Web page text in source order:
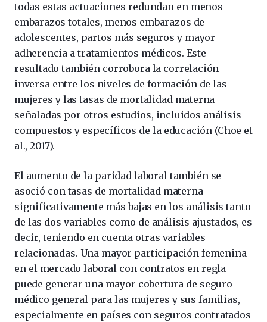
todas estas actuaciones redundan en menos
embarazos totales, menos embarazos de
adolescentes, partos más seguros y mayor
adherencia a tratamientos médicos. Este
resultado también corrobora la correlación
inversa entre los niveles de formación de las
mujeres y las tasas de mortalidad materna
señaladas por otros estudios, incluidos análisis
compuestos y específicos de la educación (Choe et
al., 2017).
El aumento de la paridad laboral también se
asoció con tasas de mortalidad materna
significativamente más bajas en los análisis tanto
de las dos variables como de análisis ajustados, es
decir, teniendo en cuenta otras variables
relacionadas. Una mayor participación femenina
en el mercado laboral con contratos en regla
puede generar una mayor cobertura de seguro
médico general para las mujeres y sus familias,
especialmente en países con seguros contratados